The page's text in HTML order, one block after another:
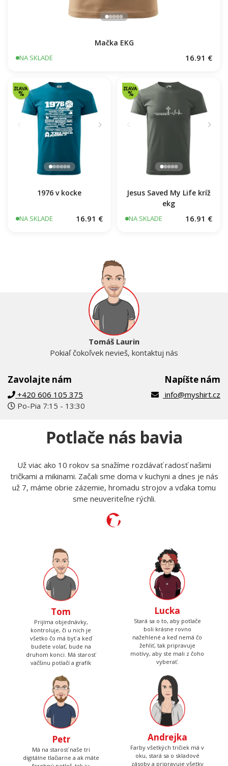
Mačka EKG
NA SKLADE 16.91 €
1976 v kocke
NA SKLADE 16.91 €
Jesus Saved My Life kríž
ekg
NA SKLADE 16.91 €
Zavolajte nám
+420 606 105 375
Po-Pia 7:15 - 13:30
Tomáš Laurin
Pokiaľ čokoľvek nevieš, kontaktuj nás
Napíšte nám
info@myshirt.cz
Potlače nás bavia
Už viac ako 10 rokov sa snažíme rozdávať radosť našimi
tričkami a mikinami. Začali sme doma v kuchyni a dnes je nás
už 7, máme obrie zázemie, hromadu strojov a vďaka tomu
sme neuveriteľne rýchli.
Tom
Prijíma objednávky,
kontroluje, či u nich je
všetko čo má byť a keď
budete volať, bude na
druhom konci. Má starosť
väčšinu potlačí a grafík
Lucka
Stará sa o to, aby potlače
boli krásne rovno
nažehlené a keď nemá čo
žehliť, tak pripravuje
motívy, aby ste mali z čoho
vyberať.
Petr
Má na starosť naše tri
digitálne tlačiarne a ak máte
Andrejka
Farby všetkých tričiek má v
oku, stará sa o skladové